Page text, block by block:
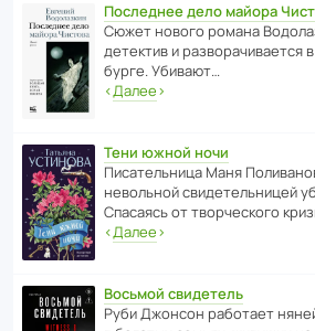
Последнее дело майора
Сюжет нового романа
дете­ктив и
бурге. Убивают…
‹Далее›
Тени южной ночи
Писа­тель­ница Маня
невольной свиде­тель­ницей
Спасаясь от твор­че­с­кого
‹Далее›
Восьмой свидетель
Руби Джонсон рабо­тает